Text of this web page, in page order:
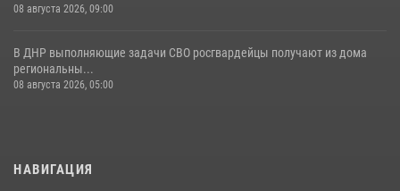
08 августа 2026, 09:00
В ДНР выполняющие задачи СВО росгвардейцы получают из дома
региональны...
08 августа 2026, 05:00
НАВИГАЦИЯ